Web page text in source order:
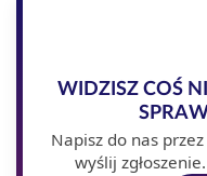
WIDZISZ COŚ
Napisz do nas przez
wyślij